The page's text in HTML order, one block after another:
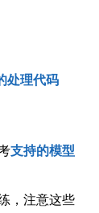
处理代码
支持的模型
，注意这些